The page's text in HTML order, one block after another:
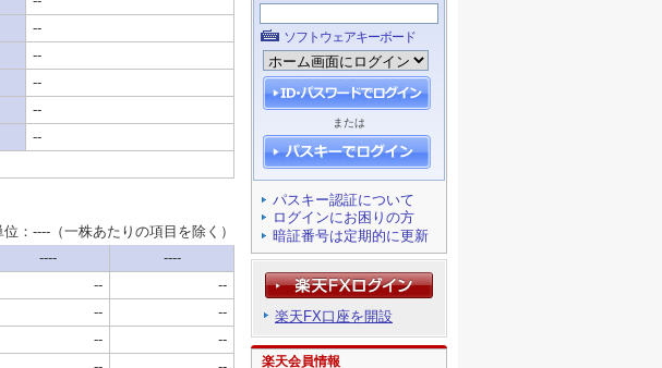
ソフトウェアキーボード
または
パスキー認証について
ログインにお困りの方
暗証番号は定期的に更新
楽天FX口座を開設
楽天会員情報